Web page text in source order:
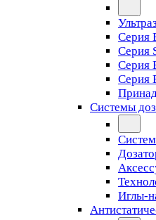
Серия
Серия
Серия
Серия
Системы
Иглы-